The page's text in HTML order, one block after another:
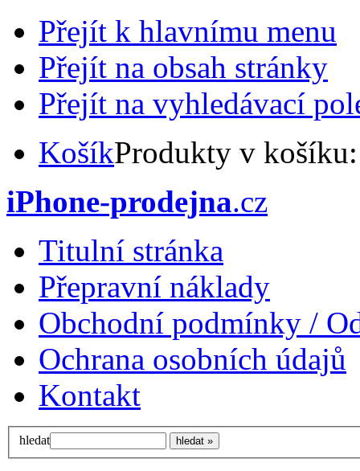
Přejít k hlavnímu menu
Přejít na obsah stránky
Přejít na vyhledávací
KošíkProdukty v
iPhone-prodejna.cz
Titulní stránka
Přepravní náklady
Obchodní podmínky /
Ochrana osobních údajů
Kontakt
hledat